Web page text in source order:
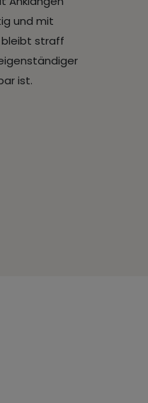
und mit
bleibt straff
ist.